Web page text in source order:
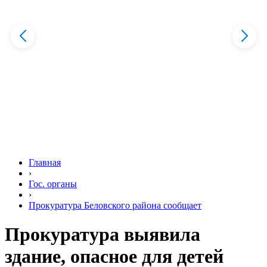
Главная
›
Гос. органы
›
Прокуратура Беловского района сообщает
Прокуратура выявила
здание, опасное для детей